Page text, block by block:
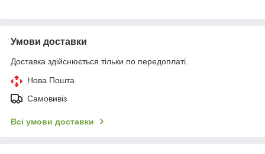
Умови доставки
Доставка здійснюється тільки по передоплаті.
Нова Пошта
Самовивіз
Всі умови доставки